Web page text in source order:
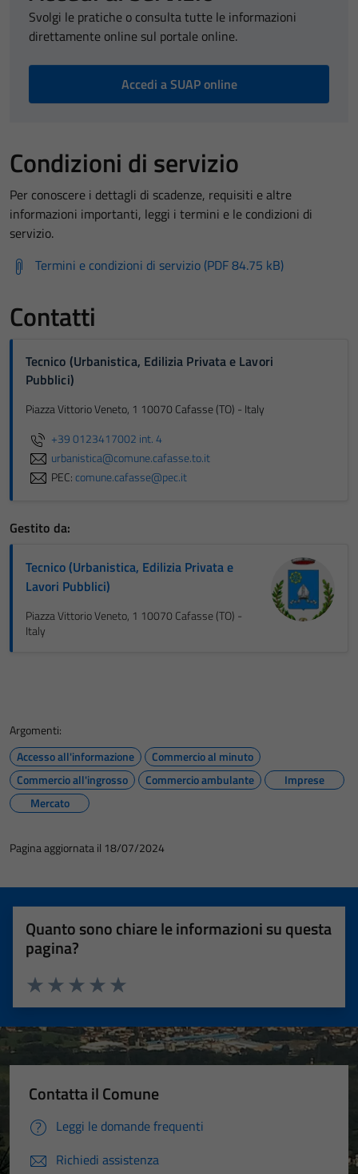
Svolgi le pratiche o consulta tutte le informazioni
direttamente online sul portale online.
Accedi a SUAP online
Condizioni di servizio
Per conoscere i dettagli di scadenze, requisiti e altre
informazioni importanti, leggi i termini e le condizioni di
servizio.
Termini e condizioni di servizio (PDF 84.75 kB)
Contatti
Tecnico (Urbanistica, Edilizia Privata e Lavori
Pubblici)
Piazza Vittorio Veneto, 1 10070 Cafasse (TO) - Italy
+39 0123417002 int. 4
urbanistica@comune.cafasse.to.it
PEC:comune.cafasse@pec.it
Gestito da:
Tecnico (Urbanistica, Edilizia Privata e
Lavori Pubblici)
Piazza Vittorio Veneto, 1 10070 Cafasse (TO) -
Italy
Argomenti:
Accesso all'informazione
Commercio al minuto
Commercio all'ingrosso
Commercio ambulante
Imprese
Mercato
Pagina aggiornata il 18/07/2024
Quanto sono chiare le informazioni su questa
pagina?
Valuta 5 stelle su 5
Valuta 4 stelle su 5
Valuta 3 stelle su 5
Valuta 2 stelle su 5
Valuta 1 stelle su 5
Contatta il Comune
Leggi le domande frequenti
Richiedi assistenza